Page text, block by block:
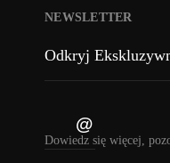
NEWSLETTER
Dowiedz się więcej,